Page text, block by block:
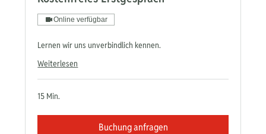
Online verfügbar
Lernen wir uns unverbindlich kennen.
Weiterlesen
15 Min.
Buchung anfragen